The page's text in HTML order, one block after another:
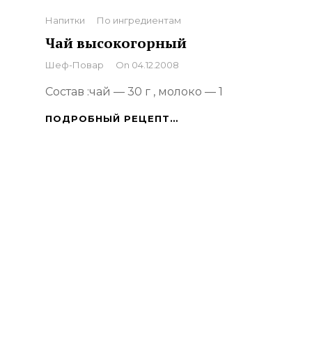
Categories
Напитки По ингредиентам
Чай высокогорный
By
Шеф-Повар On 04.12.2008
Состав :чай — 30 г , молоко — 1
ПОДРОБНЫЙ РЕЦЕПТ…